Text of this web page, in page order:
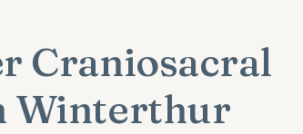
Craniosacral
Winterthur